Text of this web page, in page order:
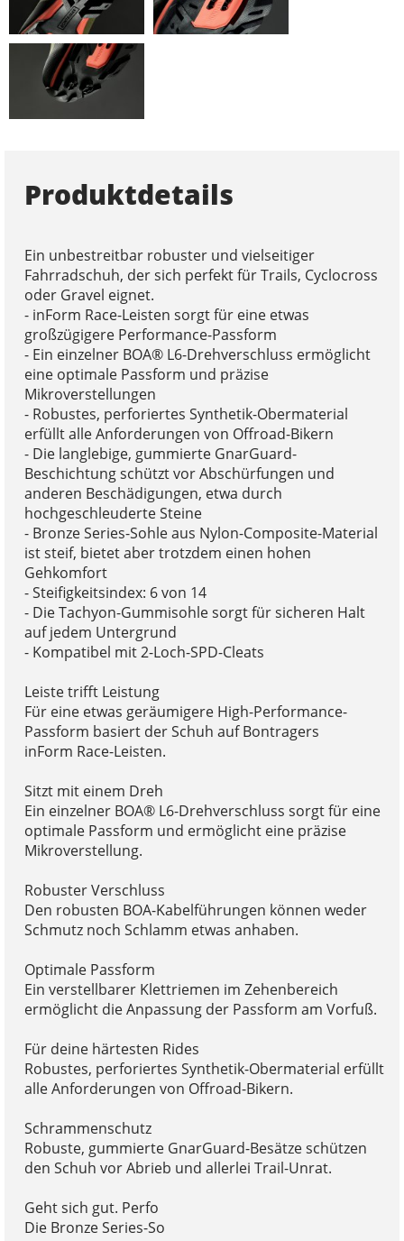
Produktdetails
Ein unbestreitbar robuster und vielseitiger
Fahrradschuh, der sich perfekt für Trails, Cyclocross
oder Gravel eignet.
- inForm Race-Leisten sorgt für eine etwas
großzügigere Performance-Passform
- Ein einzelner BOA® L6-Drehverschluss ermöglicht
eine optimale Passform und präzise
Mikroverstellungen
- Robustes, perforiertes Synthetik-Obermaterial
erfüllt alle Anforderungen von Offroad-Bikern
- Die langlebige, gummierte GnarGuard-
Beschichtung schützt vor Abschürfungen und
anderen Beschädigungen, etwa durch
hochgeschleuderte Steine
- Bronze Series-Sohle aus Nylon-Composite-Material
ist steif, bietet aber trotzdem einen hohen
Gehkomfort
- Steifigkeitsindex: 6 von 14
- Die Tachyon-Gummisohle sorgt für sicheren Halt
auf jedem Untergrund
- Kompatibel mit 2-Loch-SPD-Cleats
Leiste trifft Leistung
Für eine etwas geräumigere High-Performance-
Passform basiert der Schuh auf Bontragers
inForm Race-Leisten.
Sitzt mit einem Dreh
Ein einzelner BOA® L6-Drehverschluss sorgt für eine
optimale Passform und ermöglicht eine präzise
Mikroverstellung.
Robuster Verschluss
Den robusten BOA-Kabelführungen können weder
Schmutz noch Schlamm etwas anhaben.
Optimale Passform
Ein verstellbarer Klettriemen im Zehenbereich
ermöglicht die Anpassung der Passform am Vorfuß.
Für deine härtesten Rides
Robustes, perforiertes Synthetik-Obermaterial erfüllt
alle Anforderungen von Offroad-Bikern.
Schrammenschutz
Robuste, gummierte GnarGuard-Besätze schützen
den Schuh vor Abrieb und allerlei Trail-Unrat.
Geht sich gut. Perfo
Die Bronze Series-So